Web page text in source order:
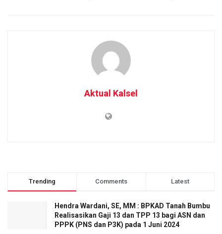
Aktual Kalsel
Trending Comments Latest
Hendra Wardani, SE, MM : BPKAD Tanah Bumbu
Realisasikan Gaji 13 dan TPP 13 bagi ASN dan
PPPK (PNS dan P3K) pada 1 Juni 2024